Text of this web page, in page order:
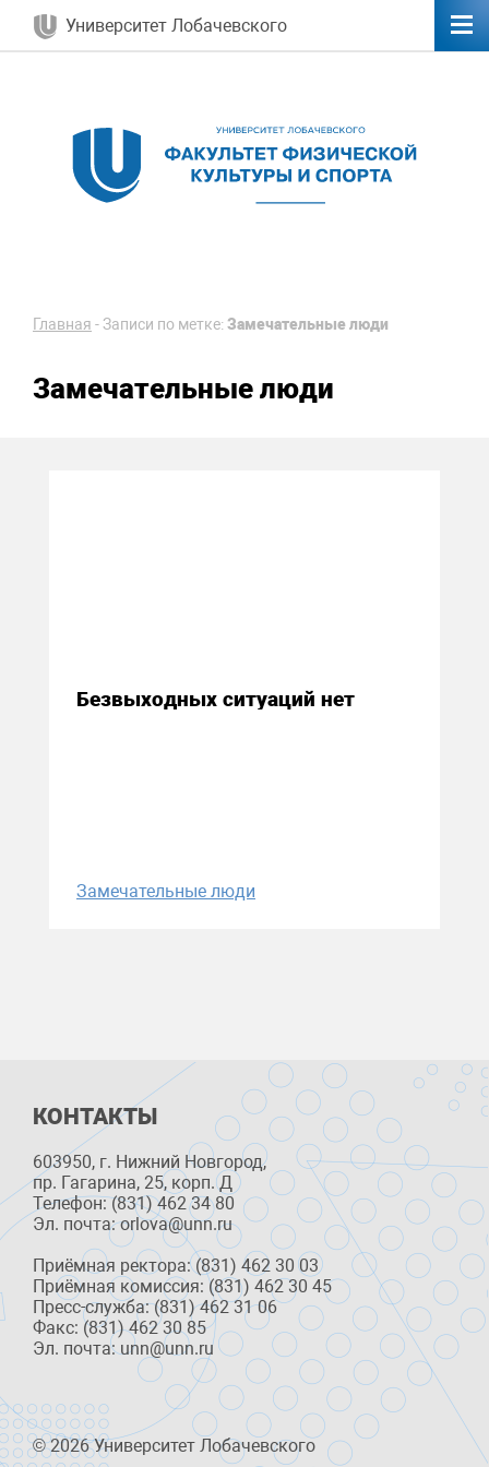
Университет Лобачевского
Главная -Записи по метке: Замечательные люди
Замечательные люди
Безвыходных ситуаций нет
Замечательные люди
КОНТАКТЫ
603950, г. Нижний Новгород,
пр. Гагарина, 25, корп. Д
Телефон: (831) 462 34 80
Эл. почта: orlova@unn.ru
Приёмная ректора: (831) 462 30 03
Приёмная комиссия: (831) 462 30 45
Пресс-служба: (831) 462 31 06
Факс: (831) 462 30 85
Эл. почта: unn@unn.ru
© 2026 Университет Лобачевского